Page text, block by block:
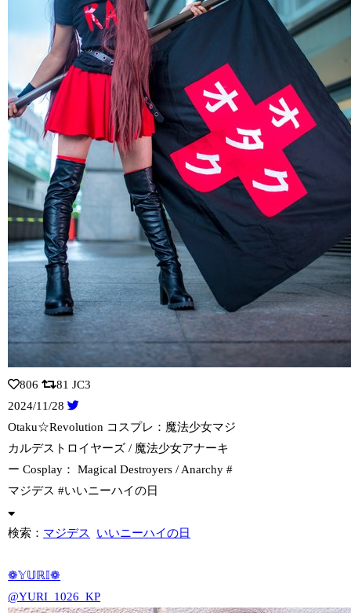
806 81 JC3
2024/11/28
Otaku☆Revolution コスプレ：魔法少女マジ
カルデストロイヤーズ/ 魔法少女アナーキ
ー Cosplay： Magical Destroyers / Anarchy #
マジデス #いいニーハイの日
検索： マジデス いいニーハイの日
❁𝕐𝕌ℝ𝕀❁
@YURI_1026_KP